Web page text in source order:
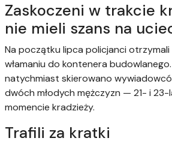
Zaskoczeni w trakcie
nie mieli szans na
Na początku lipca policjanci otrzymali
włamaniu do kontenera
natychmiast skierowano
dwóch młodych mężczyzn — 21- i
momencie kradzieży.
Trafili za kratki